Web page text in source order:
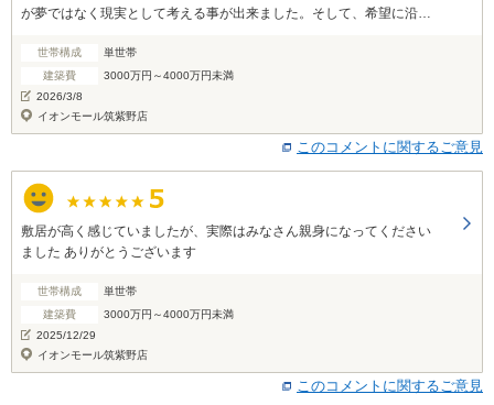
が夢ではなく現実として考える事が出来ました。そして、希望に沿っ
また、それぞれの会社の比較もする事が出来て良かったです。その結
果、とても素晴らしい会社の営業担当者の方と出会う事が出来まし
た。本当にありがとうございました。
世帯構成
単世帯
建築費
3000万円～4000万円未満
2026/3/8
イオンモール筑紫野店
このコメントに関するご意見
敷居が高く感じていましたが、実際はみなさん親身になってください
ました ありがとうございます
世帯構成
単世帯
建築費
3000万円～4000万円未満
2025/12/29
イオンモール筑紫野店
このコメントに関するご意見